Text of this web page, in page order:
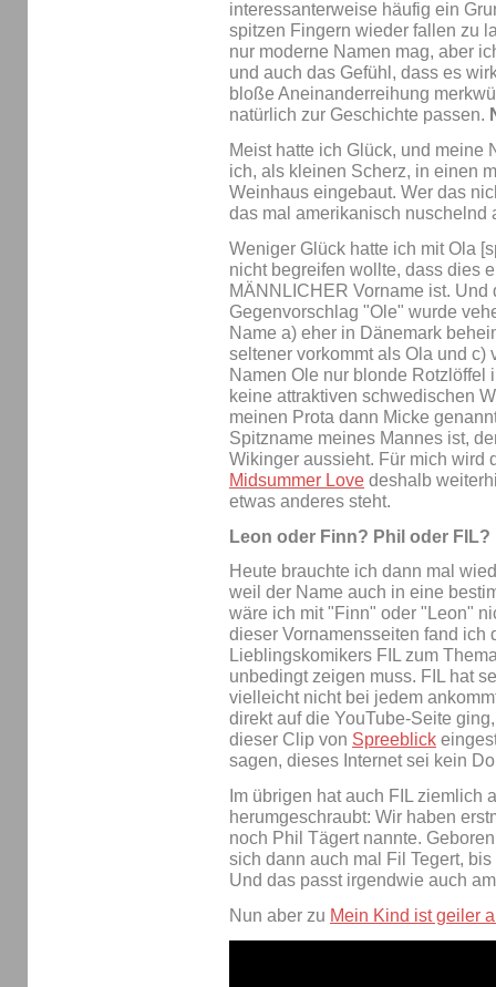
interessanterweise häufig ein
spitzen Fingern wieder fallen zu
nur moderne Namen mag, aber
und auch das Gefühl, dass es
bloße Aneinanderreihung
natürlich zur Geschichte passen.
Meist hatte ich Glück, und meine
ich, als kleinen Scherz, in einen
Weinhaus eingebaut. Wer das
das mal amerikanisch nuschelnd
Weniger Glück hatte ich mit Ola
nicht begreifen wollte, dass dies
MÄNNLICHER Vorname ist.
Gegenvorschlag "Ole" wurde
Name a) eher in Dänemark
seltener vorkommt als Ola und c)
Namen Ole nur blonde Rotzlöffel
keine attraktiven schwedischen
meinen Prota dann Micke
Spitzname meines Mannes ist,
Wikinger aussieht. Für mich wird
Midsummer Love deshalb
etwas anderes steht.
Leon oder Finn? Phil oder FIL?
Heute brauchte ich dann mal
weil der Name auch in eine
wäre ich mit "Finn" oder "Leon"
dieser Vornamensseiten fand
Lieblingskomikers FIL zum
unbedingt zeigen muss. FIL hat
vielleicht nicht bei jedem
direkt auf die YouTube-Seite
dieser Clip von Spreeblick
sagen, dieses Internet sei kein
Im übrigen hat auch FIL ziemlich
herumgeschraubt: Wir haben
noch Phil Tägert nannte.
sich dann auch mal Fil Tegert,
Und das passt irgendwie auch
Nun aber zu Mein Kind ist geiler